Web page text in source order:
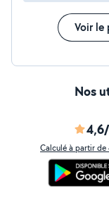
Voir le
Nos
Calculé à partir de